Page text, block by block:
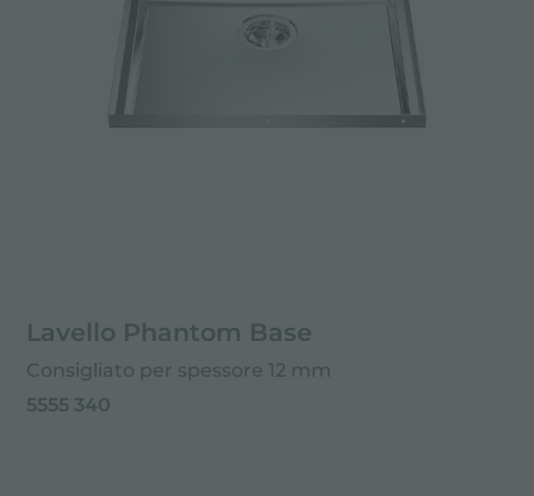
Lavello Phantom Base
Consigliato per spessore 12 mm
5555 340